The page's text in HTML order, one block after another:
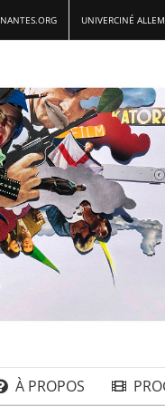
UNIVERCINÉ
À PROPOS